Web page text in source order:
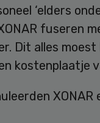
‘elders
fuseren
Dit alles
kostenplaatje
XONAR